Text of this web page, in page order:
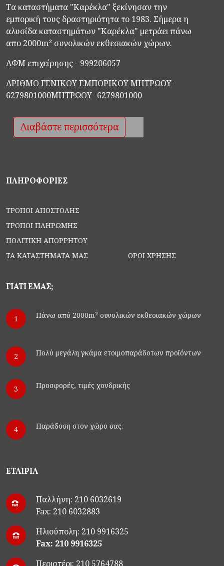
Τα καταστήματα "Καρέκλα" ξεκίνησαν την
εμπορική τους δραστηριότητα το 1983. Σήμερα η
αλυσίδα καταστημάτων "Καρέκλα" μετράει πάνω
απο 2000m² συνολικών εκθεσιακών χώρων.
ΑΦΜ επιχείρησης - 999206057
ΑΡΙΘΜΟ ΓΕΝΙΚΟΥ ΕΜΠΟΡΙΚΟΥ ΜΗΤΡΩΟΥ-
6279801000ΜΗΤΡΩΟΥ- 6279801000
Διαβάστε περισσότερα
ΠΛΗΡΟΦΟΡΙΕΣ
ΤΡΌΠΟΙ ΑΠΟΣΤΟΛΉΣ
ΤΡΌΠΟΙ ΠΛΗΡΩΜΉΣ
ΠΟΛΙΤΙΚΉ ΑΠΟΡΡΉΤΟΥ
ΤΑ ΚΑΤΑΣΤΗΜΑΤΆ ΜΑΣ
ΌΡΟΙ ΧΡΉΣΗΣ
ΓΙΑΤΙ ΕΜΑΣ;
1 Πάνω από 2000m² συνολικών εκθεσιακών χώρων
2 Πολύ μεγάλη γκάμα ετοιμοπαράδοτων προϊόντων
3 Προσφορές, τιμές χονδρικής
4 Παράδοση στον χώρο σας.
ΕΤΑΙΡΙΑ
Παλλήνη: 210 6032619
Fax: 210 6032883
Ηλιούπολη: 210 9916325
Fax: 210 9916325
Περιστέρι: 210 5764788